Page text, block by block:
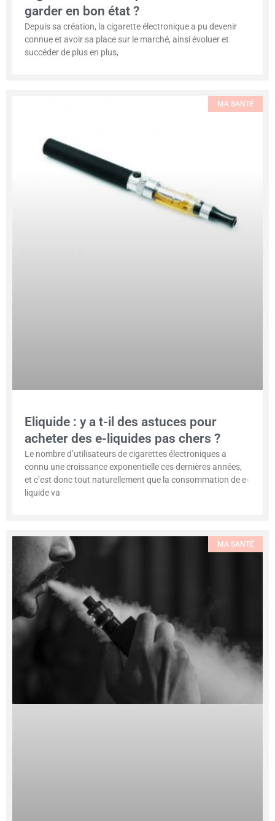
garder en bon état ?
Depuis sa création, la cigarette électronique a pu devenir
connue et avoir sa place sur le marché, ainsi évoluer et
succéder de plus en plus,
MA SANTÉ
Eliquide : y a t-il des astuces pour
acheter des e-liquides pas chers ?
Le nombre d’utilisateurs de cigarettes électroniques a
connu une croissance exponentielle ces dernières années,
et c’est donc tout naturellement que la consommation de e-
liquide va
MA SANTÉ